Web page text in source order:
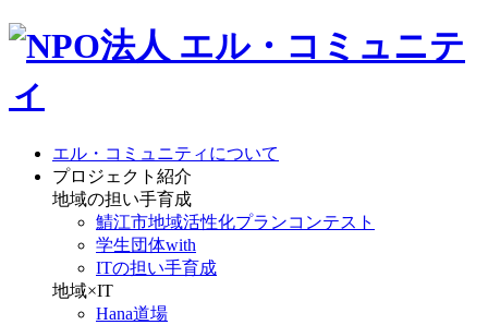
エル・コミュニティについて
プロジェクト紹介
地域の担い手育成
鯖江市地域活性化プランコンテスト
学生団体with
ITの担い手育成
地域×IT
Hana道場